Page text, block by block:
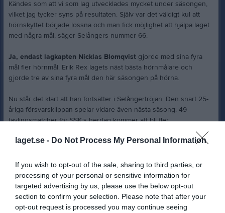
laget.se - Do Not Process My Personal Information
If you wish to opt-out of the sale, sharing to third parties, or
processing of your personal or sensitive information for
targeted advertising by us, please use the below opt-out
section to confirm your selection. Please note that after your
opt-out request is processed you may continue seeing
Kändes som att vi som lag utvecklades mycket under säsongen,
vilket jag tycker syns på resultaten. Själv var det väldigt kul att
hörnskyttet började lossna och man fick möjlighet att hjälpa laget
med några mål, säger Selångers nummer 66.
Ja, endast lagkapten Nicklas Blomqvist gjorde med sina fyra
mål fler hörnmål. Erik Rex lagets näst bästa hörnmålare och
gjorde tre av sina fyra mål den här säsongen på hörna.
Nu står det klart att han fortsätter i Selångertröjan. Den snart 25-
åriga försvarsklippan spelar vidare även nästa säsong. 49
tävlingsmatcher för SSK:s herrlag kommer att bli fler.
fortsätta på den utvecklingskurvan vi hade under förra säsongen.
Truppen 26/27
Ledarstab:
Kenneth Bodin
Ola Eriksson